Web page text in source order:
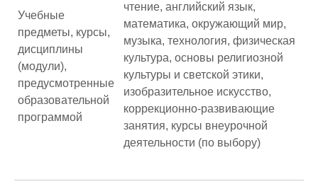
Учебные
предметы, курсы,
дисциплины
(модули),
предусмотренные
образовательной
программой
чтение, английский язык,
математика, окружающий мир,
музыка, технология, физическая
культура, основы религиозной
культуры и светской этики,
изобразительное искусство,
коррекционно-развивающие
занятия, курсы внеурочной
деятельности (по выбору)